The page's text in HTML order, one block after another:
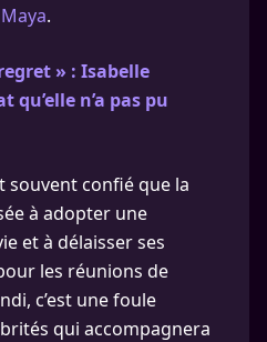
.
» : Isabelle
qu’elle n’a pas pu
souvent confié que la
à adopter une
et à délaisser ses
les réunions de
c’est une foule
qui accompagnera